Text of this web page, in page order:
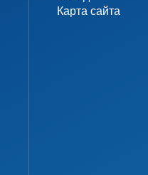
Карта сайта